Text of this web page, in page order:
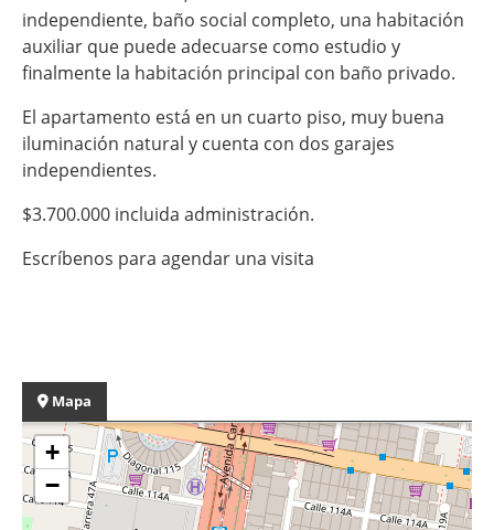
independiente, baño social completo, una habitación
auxiliar que puede adecuarse como estudio y
finalmente la habitación principal con baño privado.
El apartamento está en un cuarto piso, muy buena
iluminación natural y cuenta con dos garajes
independientes.
$3.700.000 incluida administración.
Escríbenos para agendar una visita
Mapa
+
−